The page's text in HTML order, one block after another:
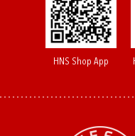
HNS Shop App